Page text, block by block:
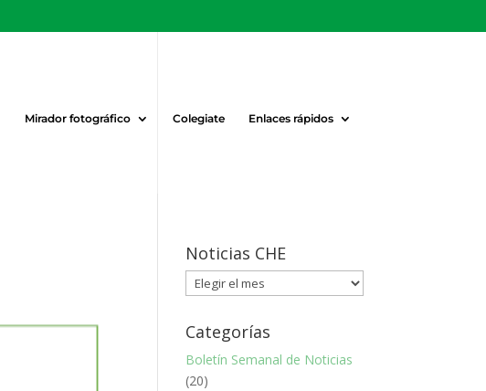
Mirador fotográfico Colegiate Enlaces rápidos
Noticias CHE
Noticias
CHE
Categorías
Boletín Semanal de Noticias
(20)